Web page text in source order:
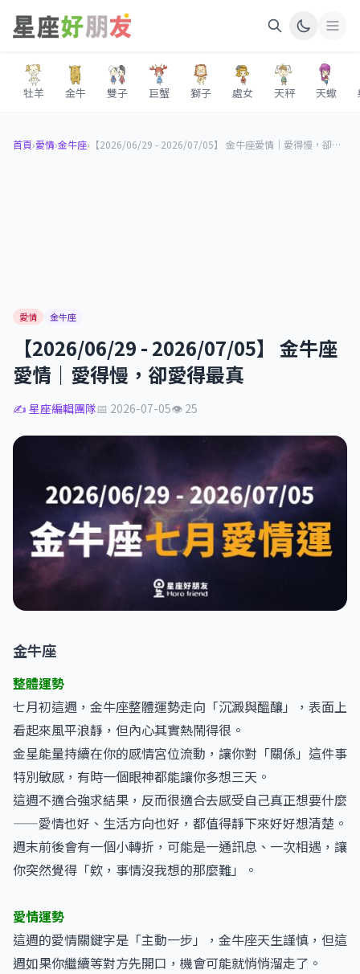
牡羊 金牛 雙子 巨蟹 獅子 處女 天秤 天蠍
首頁›愛情›金牛座› 【2026/06/29 - 2026/07/05】 金牛座愛情｜愛得慢，卻愛得最真
愛情 金牛座
【2026/06/29 - 2026/07/05】 金牛座
愛情｜愛得慢，卻愛得最真
✍️ 星座編輯團隊📅 2026-07-05👁 25
金牛座
整體運勢
七月初這週，金牛座整體運勢走向「沉澱與醞釀」，表面上
看起來風平浪靜，但內心其實熱鬧得很。
金星能量持續在你的感情宮位流動，讓你對「關係」這件事
特別敏感，有時一個眼神都能讓你多想三天。
這週不適合強求結果，反而很適合去感受自己真正想要什麼
——愛情也好、生活方向也好，都值得靜下來好好想清楚。
週末前後會有一個小轉折，可能是一通訊息、一次相遇，讓
你突然覺得「欸，事情沒我想的那麼難」。
愛情運勢
這週的愛情關鍵字是「主動一步」，金牛座天生謹慎，但這
週如果你繼續等對方先開口，機會可能就悄悄溜走了。